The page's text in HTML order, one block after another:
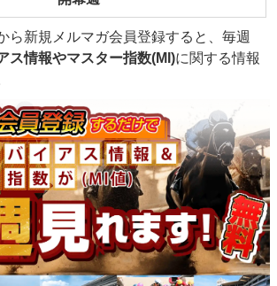
ら新規メルマガ会員登録すると、毎週
ス情報やマスター指数(MI)に関する情報